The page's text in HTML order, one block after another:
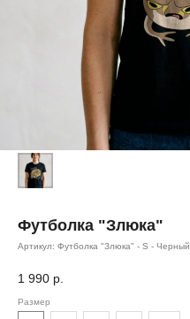
Футболка "Злюка"
Артикул: Футболка "Злюка" - S - Черный
1 990 р.
Размер